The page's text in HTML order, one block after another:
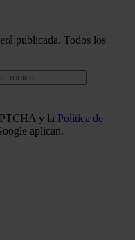
publicada. Todos los
y la Política de
aplican.